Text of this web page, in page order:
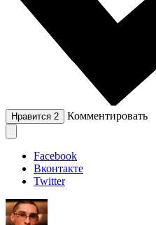
Нравится 2 Комментировать
Facebook
Вконтакте
Twitter